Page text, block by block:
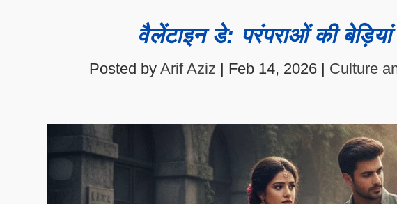
वैलेंटाइन डे: परंपराओं की
Posted byArif Aziz | Feb 14, 2026 | Culture